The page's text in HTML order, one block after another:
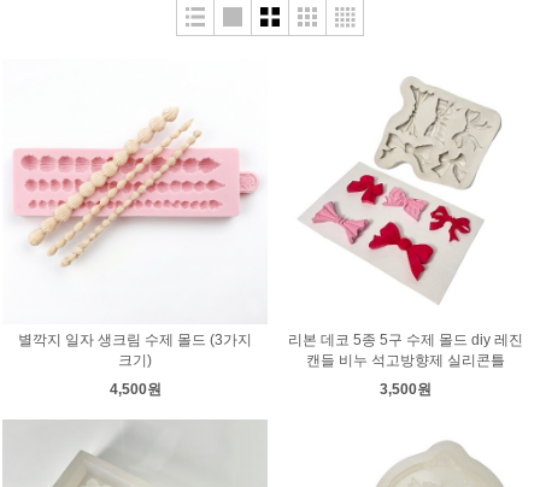
별깍지 일자 생크림 수제 몰드 (3가지
크기)
4,500원
리본 데코 5종 5구 수제 몰드 diy 레진
캔들 비누 석고방향제 실리콘틀
3,500원